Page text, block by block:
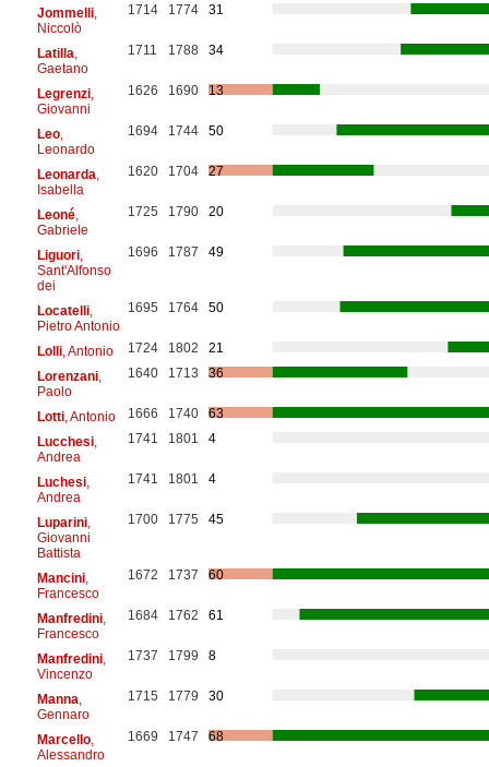
Jommelli,
Niccolò
1714 1774 31
Latilla
Gaetano
1711 1788 34
Legrenzi,
Giovanni
1626 1690 13
Leo,
Leonardo
1694 1744 50
Leonarda
Isabella
1620 1704 27
Leoné,
Gabriele
1725 1790 20
Liguori,
Sant'Alfonso
dei
1696 1787 49
Locatelli,
Pietro Antonio
1695 1764 50
Lolli, Antonio 1724 1802
21
Lorenzani,
Paolo
1640 1713 36
Lotti, Antonio 1666 1740
63
Lucchesi,
Andrea
1741 1801 4
Luchesi,
Andrea
1741 1801 4
Luparini,
Giovanni
Battista
1700 1775 45
Mancini,
Francesco
1672 1737 60
Manfredini,
Francesco
1684 1762 61
Manfredini,
Vincenzo
1737 1799 8
Manna
Gennaro
1715 1779 30
Marcello,
Alessandro
1669 1747 68